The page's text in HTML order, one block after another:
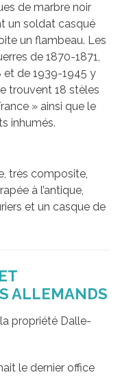
de marbre noir
un soldat casqué
un flambeau. Les
de 1870-1871,
et de 1939-1945 y
trouvent 18 stèles
» ainsi que le
inhumés.
très composite,
à l’antique,
et un casque de
ALLEMANDS
propriété Dalle-
le dernier office